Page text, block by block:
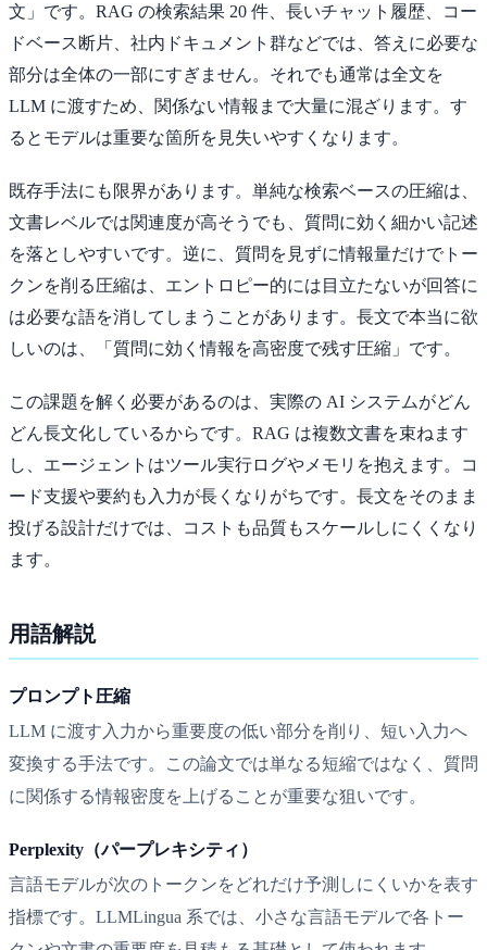
文」です。RAG の検索結果 20 件、長いチャット履歴、コー
ドベース断片、社内ドキュメント群などでは、答えに必要な
部分は全体の一部にすぎません。それでも通常は全文を
LLM に渡すため、関係ない情報まで大量に混ざります。す
るとモデルは重要な箇所を見失いやすくなります。
既存手法にも限界があります。単純な検索ベースの圧縮は、
文書レベルでは関連度が高そうでも、質問に効く細かい記述
を落としやすいです。逆に、質問を見ずに情報量だけでトー
クンを削る圧縮は、エントロピー的には目立たないが回答に
は必要な語を消してしまうことがあります。長文で本当に欲
しいのは、「質問に効く情報を高密度で残す圧縮」です。
この課題を解く必要があるのは、実際の AI システムがどん
どん長文化しているからです。RAG は複数文書を束ねます
し、エージェントはツール実行ログやメモリを抱えます。コ
ード支援や要約も入力が長くなりがちです。長文をそのまま
投げる設計だけでは、コストも品質もスケールしにくくなり
ます。
用語解説
プロンプト圧縮
LLM に渡す入力から重要度の低い部分を削り、短い入力へ
変換する手法です。この論文では単なる短縮ではなく、質問
に関係する情報密度を上げることが重要な狙いです。
Perplexity（パープレキシティ）
言語モデルが次のトークンをどれだけ予測しにくいかを表す
指標です。LLMLingua 系では、小さな言語モデルで各トー